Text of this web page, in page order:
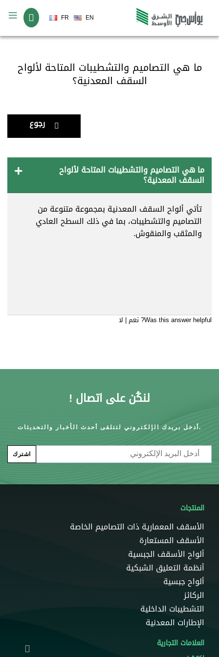
لغة
EN
FR
ما هي التصاميم والتشطيبات المتاحة لألواح
السقف المعدنية؟
رجوع
ما هي التصاميم والتشطيبات المتاحة لألواح
السقف المعدنية؟
تأتي ألواح السقف المعدنية بمجموعة متنوعة من
التصاميم والتشطيبات، بما في ذلك السطح العادي
والمثقب والمنقوش.
Was this answer helpful? نعم| لا
لنكُن على اتصال !
أدخل بريدك الإلكتروني لتتلقى أحدث الأخبار والتحديثات.
اشترك Email
المنتجات
الأسقف المعمارية ذات التصاميم الخاصة
الأسقف المستعارة
ألواح الأسقف الجبسية
أنظمة التعليق الشبكية
ألواح جبسية
الركائز
التشطيبات الداخلية
الإطارات المعدنية
العلامات التجارية